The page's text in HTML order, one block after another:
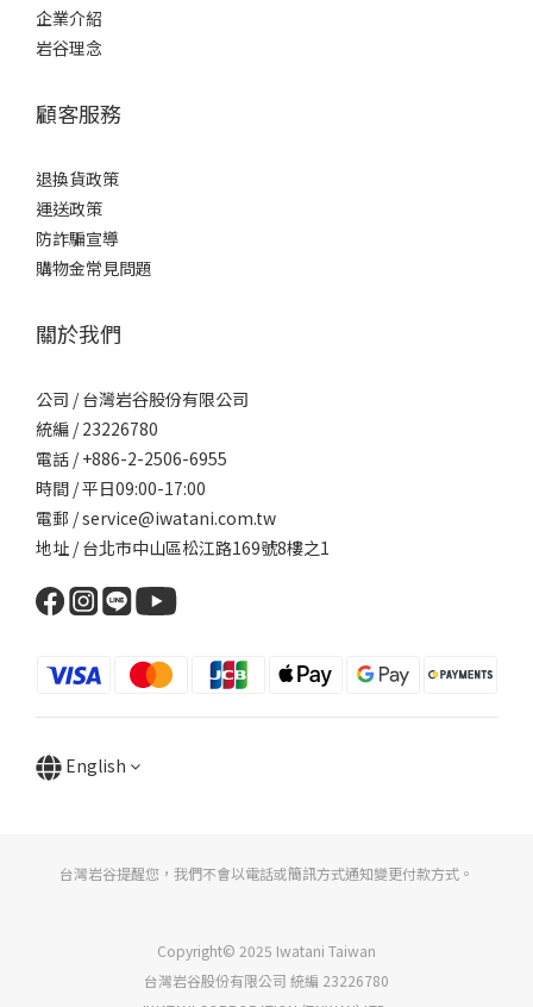
企業介紹
岩谷理念
顧客服務
退換貨政策
運送政策
防詐騙宣導
購物金常見問題
關於我們
公司 / 台灣岩谷股份有限公司
統編 / 23226780
電話 / +886-2-2506-6955
時間 / 平日09:00-17:00
電郵 / service@iwatani.com.tw
地址 / 台北市中山區松江路169號8樓之1
English
台灣岩谷提醒您，我們不會以電話或簡訊方式通知變更付款方式。
Copyright© 2025 Iwatani Taiwan
台灣岩谷股份有限公司 統編 23226780